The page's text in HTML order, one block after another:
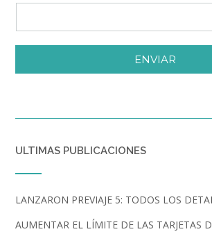
ENVIAR
ULTIMAS PUBLICACIONES
LANZARON PREVIAJE 5: TODOS LOS
AUMENTAR EL LÍMITE DE LAS TARJETAS